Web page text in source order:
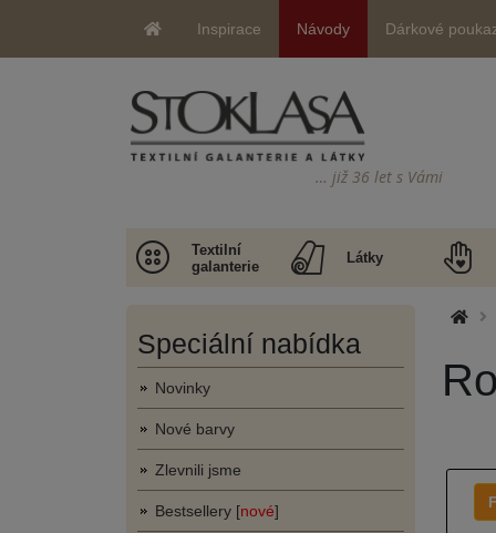
Inspirace Návody Dárkové
… již 36 let s Vámi
Textilní
galanterie
Látky
Speciální nabídka
Novinky
Nové barvy
Zlevnili jsme
Bestsellery [nové]